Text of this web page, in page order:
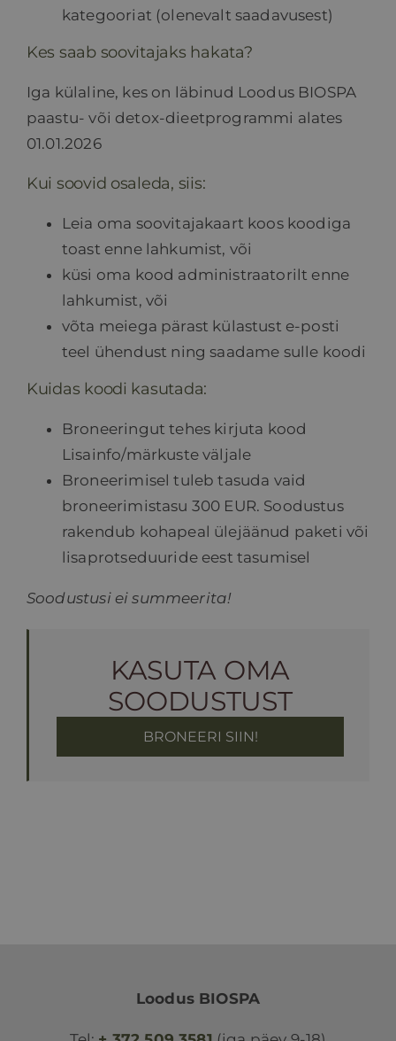
kategooriat (olenevalt saadavusest)
Kes saab soovitajaks hakata?
Iga külaline, kes on läbinud Loodus BIOSPA
paastu- või detox-dieetprogrammi alates
01.01.2026
Kui soovid osaleda, siis:
Leia oma soovitajakaart koos koodiga
toast enne lahkumist, või
küsi oma kood administraatorilt enne
lahkumist, või
võta meiega pärast külastust e-posti
teel ühendust ning saadame sulle koodi
Kuidas koodi kasutada:
Broneeringut tehes kirjuta kood
Lisainfo/märkuste väljale
Broneerimisel tuleb tasuda vaid
broneerimistasu 300 EUR. Soodustus
rakendub kohapeal ülejäänud paketi või
lisaprotseduuride eest tasumisel
Soodustusi ei summeerita!
KASUTA OMA
SOODUSTUST
BRONEERI SIIN!
Loodus BIOSPA